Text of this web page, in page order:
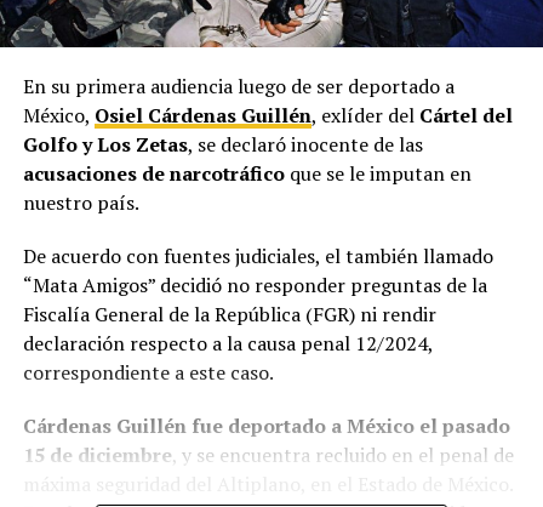
En su primera audiencia luego de ser deportado a
México, Osiel Cárdenas Guillén, exlíder del Cártel del
Golfo y Los Zetas, se declaró inocente de las
acusaciones de narcotráficoque se le imputan en
nuestro país.
De acuerdo con fuentes judiciales, el también llamado
“Mata Amigos” decidió no responder preguntas de la
Fiscalía General de la República (FGR) ni rendir
declaración respecto a la causa penal 12/2024,
correspondiente a este caso.
Cárdenas Guillén fue deportado a México el pasado
15 de diciembre, y se encuentra recluido en el penal de